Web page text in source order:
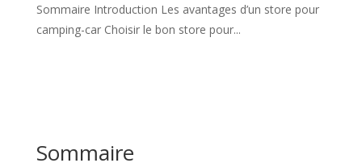
Sommaire Introduction Les avantages d’un store pour
camping-car Choisir le bon store pour...
Sommaire